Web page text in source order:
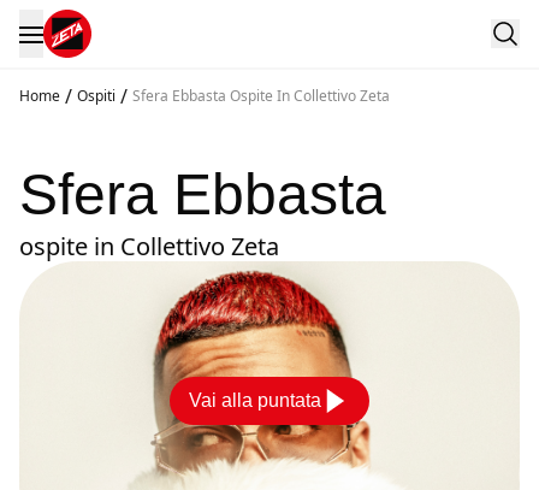
Home / Ospiti / Sfera Ebbasta Ospite In Collettivo Zeta
Sfera Ebbasta
ospite in Collettivo Zeta
Vai alla puntata